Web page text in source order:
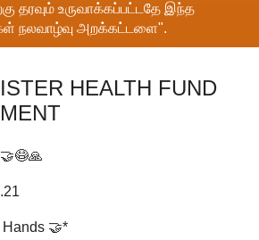
தரவும் உருவாக்கப்பட்டதே இந்த
நலவாழ்வு அறக்கட்டளை".
HEALTH FUND
🤝*